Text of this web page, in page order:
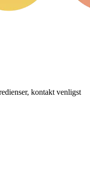
kontakt venligst